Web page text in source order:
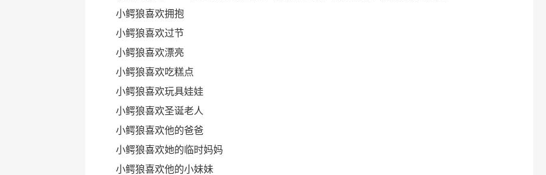
小鳄狼喜欢拥抱
小鳄狼喜欢过节
小鳄狼喜欢漂亮
小鳄狼喜欢吃糕点
小鳄狼喜欢玩具娃娃
小鳄狼喜欢圣诞老人
小鳄狼喜欢他的爸爸
小鳄狼喜欢她的临时妈妈
小鳄狼喜欢他的小妹妹